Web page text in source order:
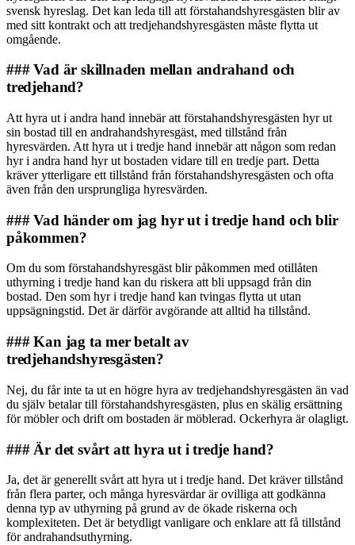
svensk hyreslag. Det kan leda till att förstahands­hyresgästen blir av
med sitt kontrakt och att tredjehandshyresgästen måste flytta ut
omgående.
### Vad är skillnaden mellan andrahand och
tredjehand?
Att hyra ut i andra hand innebär att förstahands­hyresgästen hyr ut
sin bostad till en andrahandshyresgäst, med tillstånd från
hyresvärden. Att hyra ut i tredje hand innebär att någon som redan
hyr i andra hand hyr ut bostaden vidare till en tredje part. Detta
kräver ytterligare ett tillstånd från förstahands­hyresgästen och ofta
även från den ursprungliga hyresvärden.
### Vad händer om jag hyr ut i tredje hand och blir
påkommen?
Om du som förstahands­hyresgäst blir påkommen med otillåten
uthyrning i tredje hand kan du riskera att bli uppsagd från din
bostad. Den som hyr i tredje hand kan tvingas flytta ut utan
uppsägningstid. Det är därför avgörande att alltid ha tillstånd.
### Kan jag ta mer betalt av
tredjehandshyresgästen?
Nej, du får inte ta ut en högre hyra av tredjehandshyresgästen än vad
du själv betalar till förstahands­hyresgästen, plus en skälig ersättning
för möbler och drift om bostaden är möblerad. Ockerhyra är olagligt.
### Är det svårt att hyra ut i tredje hand?
Ja, det är generellt svårt att hyra ut i tredje hand. Det kräver tillstånd
från flera parter, och många hyresvärdar är ovilliga att godkänna
denna typ av uthyrning på grund av de ökade riskerna och
komplexiteten. Det är betydligt vanligare och enklare att få tillstånd
för andrahandsuthyrning.